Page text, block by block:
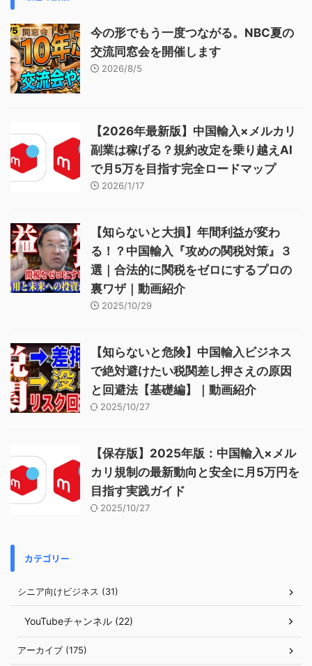
今の形でもう一度つながる。NBC夏の
交流同窓会を開催します
2026/8/5
【2026年最新版】中国輸入×メルカリ
副業は稼げる？規約改定を乗り越えAI
で月5万を目指す完全ロードマップ
2026/1/17
【知らないと大損】年間利益が変わ
る！？中国輸入『攻めの関税対策』３
選｜合法的に関税をゼロにするプロの
裏ワザ｜動画紹介
2025/10/29
【知らないと危険】中国輸入ビジネス
で絶対避けたい税関差し押さえの原因
と回避法【基礎編】｜動画紹介
2025/10/27
【保存版】2025年版：中国輸入×メル
カリ規制の最新動向と安全に月5万円を
目指す実践ガイド
2025/10/27
カテゴリー
シニア向けビジネス (31)
YouTubeチャンネル (22)
アーカイブ (175)